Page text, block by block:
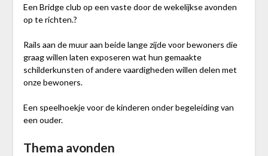
Een Bridge club op een vaste door de wekelijkse avonden
op te richten.?
Rails aan de muur aan beide lange zijde voor bewoners die
graag willen laten exposeren wat hun gemaakte
schilderkunsten of andere vaardigheden willen delen met
onze bewoners.
Een speelhoekje voor de kinderen onder begeleiding van
een ouder.
Thema avonden